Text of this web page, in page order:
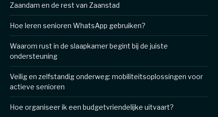
Zaandam en de rest van Zaanstad
Hoe leren senioren WhatsApp gebruiken?
Waarom rust in de slaapkamer begint bij de juiste
ondersteuning
Veilig en zelfstandig onderweg: mobiliteitsoplossingen voor
actieve senioren
Hoe organiseer ik een budgetvriendelijke uitvaart?